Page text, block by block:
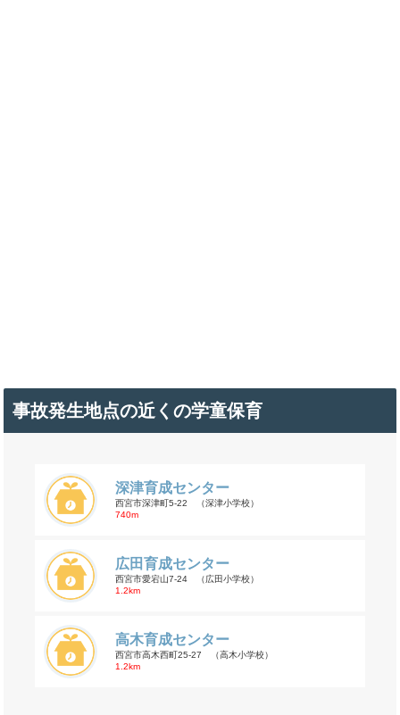
事故発生地点の近くの学童保育
深津育成センター
西宮市深津町5-22 （深津小学校）
740m
広田育成センター
西宮市愛宕山7-24 （広田小学校）
1.2km
高木育成センター
西宮市高木西町25-27 （高木小学校）
1.2km